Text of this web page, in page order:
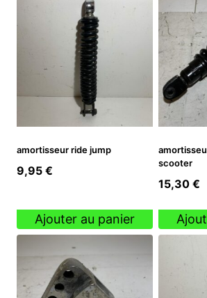
amortisseur ride jump
9,95 €
Ajouter au panier
scooter
15,30 €